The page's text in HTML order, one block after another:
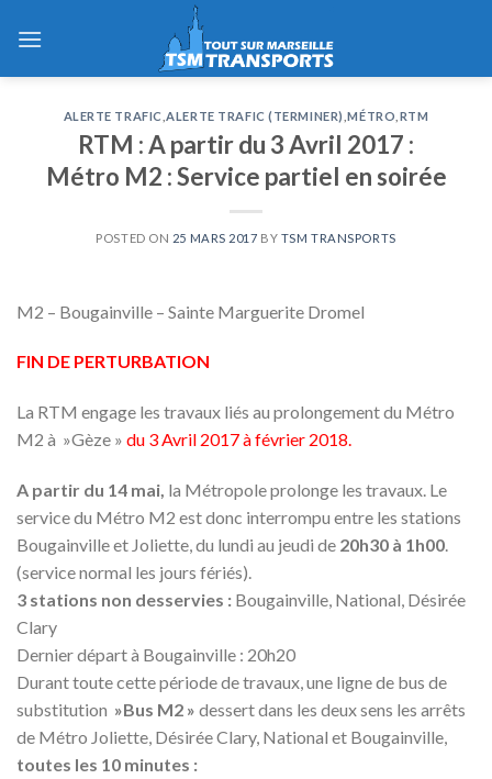
ALERTE TRAFIC ,ALERTE TRAFIC (TERMINER) ,MÉTRO RTM
RTM : A partir du 3 Avril 2017 :
Métro M2 : Service partiel en soirée
POSTED ON 25 MARS 2017 BY TSM TRANSPORTS
M2 – Bougainville – Sainte Marguerite Dromel
FIN DE PERTURBATION
La RTM engage les travaux liés au prolongement du Métro
M2 à »Gèze » du 3 Avril 2017 à février 2018.
A partir du 14 mai, la Métropole prolonge les travaux. Le
service du Métro M2 est donc interrompu entre les stations
Bougainville et Joliette, du lundi au jeudi de 20h30 à 1h00.
(service normal les jours fériés).
3 stations non desservies : Bougainville, National, Désirée
Clary
Dernier départ à Bougainville : 20h20
Durant toute cette période de travaux, une ligne de bus de
substitution »Bus M2 » dessert dans les deux sens les arrêts
de Métro Joliette, Désirée Clary, National et Bougainville,
toutes les 10 minutes :